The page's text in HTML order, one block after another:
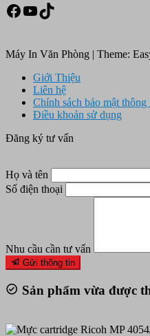
Facebook
Youtube
TikTok
Máy In Văn Phòng | Theme:
Giới Thiệu
Liên hệ
Chính sách bảo mật thông
Điều khoản sử dụng
Đăng ký tư vấn
Họ và tên
Số điện thoại
Nhu cầu cần tư vấn
Gửi thông tin
Sản phẩm vừa được